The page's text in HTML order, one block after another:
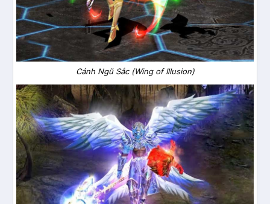
Cánh Ngũ Sắc (Wing of Illusion)